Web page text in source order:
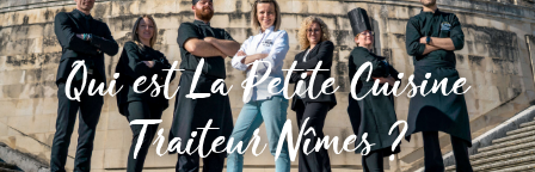
Qui est La Petite Cuisine
Traiteur Nîmes ?